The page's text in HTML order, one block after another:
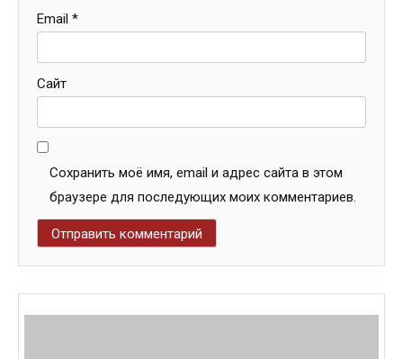
Email *
Сайт
Сохранить моё имя, email и адрес сайта в этом
браузере для последующих моих комментариев.